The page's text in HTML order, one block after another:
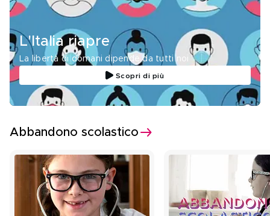
L'Italia riapre
La libertà di domani dipende da tutti noi
Scopri di più
Abbandono scolastico